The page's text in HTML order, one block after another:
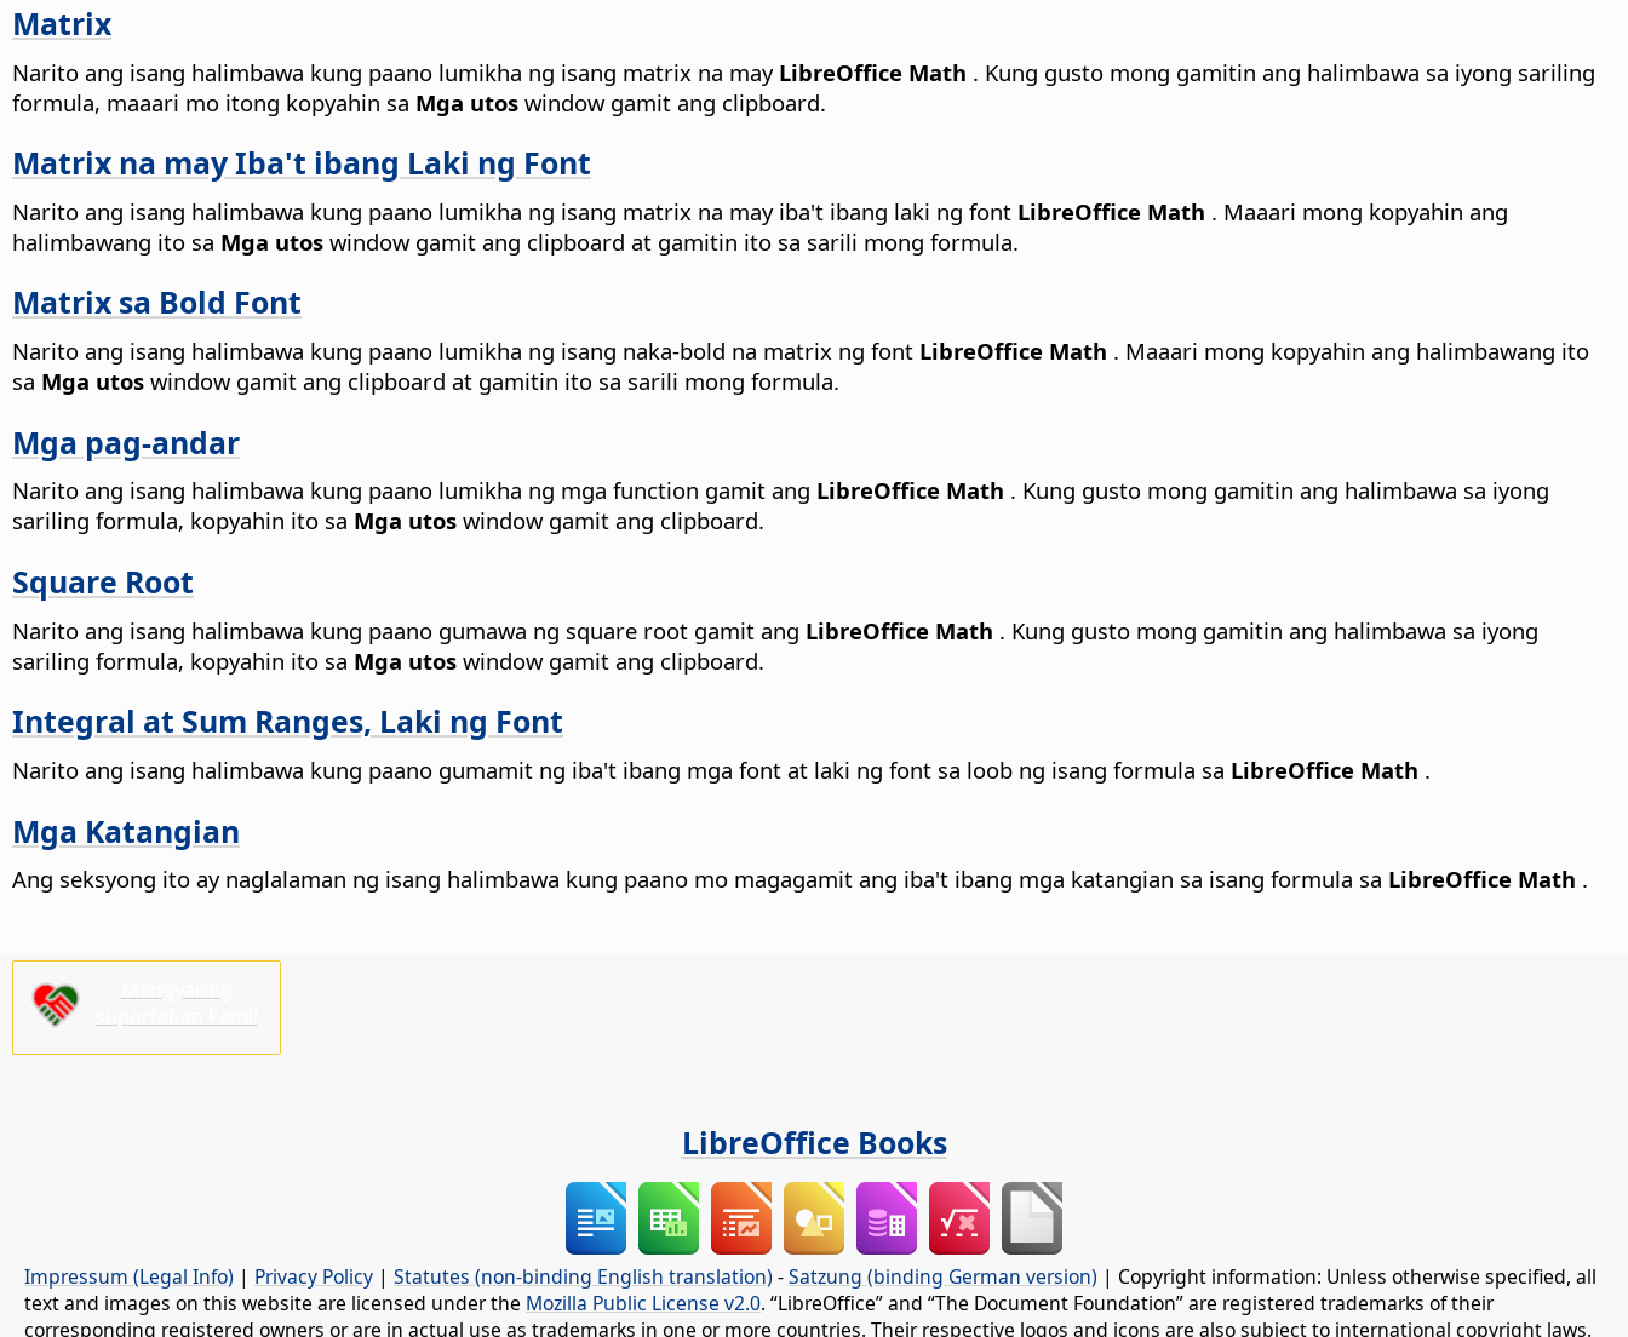
Matrix
Narito ang isang halimbawa kung paano lumikha ng isang matrix na mayLibreOffice Math . Kung gusto mong gamitin ang halimbawa sa iyong sariling
formula, maaari mo itong kopyahin sa Mga utos window gamit ang clipboard.
Matrix na may Iba't ibang Laki ng Font
Narito ang isang halimbawa kung paano lumikha ng isang matrix na may iba't ibang laki ng font LibreOffice Math . Maaari mong kopyahin ang
halimbawang ito sa Mga utos window gamit ang clipboard at gamitin ito sa sarili mong formula.
Matrix sa Bold Font
Narito ang isang halimbawa kung paano lumikha ng isang naka-bold na matrix ng font LibreOffice Math . Maaari mong kopyahin ang halimbawang ito
sa Mga utos window gamit ang clipboard at gamitin ito sa sarili mong formula.
Mga pag-andar
Narito ang isang halimbawa kung paano lumikha ng mga function gamit ang LibreOffice Math . Kung gusto mong gamitin ang halimbawa sa iyong
sariling formula, kopyahin ito sa Mga utos window gamit ang clipboard.
Square Root
Narito ang isang halimbawa kung paano gumawa ng square root gamit ang LibreOffice Math . Kung gusto mong gamitin ang halimbawa sa iyong
sariling formula, kopyahin ito sa Mga utos window gamit ang clipboard.
Integral at Sum Ranges, Laki ng Font
Narito ang isang halimbawa kung paano gumamit ng iba't ibang mga font at laki ng font sa loob ng isang formula sa LibreOffice Math .
Mga Katangian
Ang seksyong ito ay naglalaman ng isang halimbawa kung paano mo magagamit ang iba't ibang mga katangian sa isang formula sa LibreOffice Math .
LibreOffice Books
Impressum (Legal Info) | Privacy Policy | Statutes (non-binding English translation) -Satzung (binding German version) | Copyright information: Unless otherwise specified, all
text and images on this website are licensed under the Mozilla Public License v2.0. “LibreOffice” and “The Document Foundation” are registered trademarks of their
corresponding registered owners or are in actual use as trademarks in one or more countries. Their respective logos and icons are also subject to international copyright laws.